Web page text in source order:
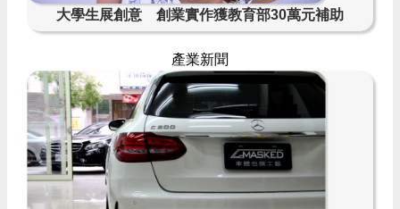
大學生展創意 創業實作獲教育部30萬元補助
產業新聞